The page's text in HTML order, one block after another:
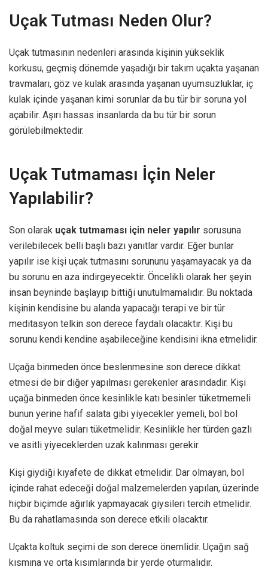
Uçak Tutması Neden Olur?
Uçak tutmasının nedenleri arasında kişinin yükseklik
korkusu, geçmiş dönemde yaşadığı bir takım uçakta yaşanan
travmaları, göz ve kulak arasında yaşanan uyumsuzluklar, iç
kulak içinde yaşanan kimi sorunlar da bu tür bir soruna yol
açabilir. Aşırı hassas insanlarda da bu tür bir sorun
görülebilmektedir.
Uçak Tutmaması İçin Neler
Yapılabilir?
Son olarak uçak tutmaması için neler yapılır sorusuna
verilebilecek belli başlı bazı yanıtlar vardır. Eğer bunlar
yapılır ise kişi uçak tutmasını sorununu yaşamayacak ya da
bu sorunu en aza indirgeyecektir. Öncelikli olarak her şeyin
insan beyninde başlayıp bittiği unutulmamalıdır. Bu noktada
kişinin kendisine bu alanda yapacağı terapi ve bir tür
meditasyon telkin son derece faydalı olacaktır. Kişi bu
sorunu kendi kendine aşabileceğine kendisini ikna etmelidir.
Uçağa binmeden önce beslenmesine son derece dikkat
etmesi de bir diğer yapılması gerekenler arasındadır. Kişi
uçağa binmeden önce kesinlikle katı besinler tüketmemeli
bunun yerine hafif salata gibi yiyecekler yemeli, bol bol
doğal meyve suları tüketmelidir. Kesinlikle her türden gazlı
ve asitli yiyeceklerden uzak kalınması gerekir.
Kişi giydiği kıyafete de dikkat etmelidir. Dar olmayan, bol
içinde rahat edeceği doğal malzemelerden yapılan, üzerinde
hiçbir biçimde ağırlık yapmayacak giysileri tercih etmelidir.
Bu da rahatlamasında son derece etkili olacaktır.
Uçakta koltuk seçimi de son derece önemlidir. Uçağın sağ
kısmına ve orta kısımlarında bir yerde oturmalıdır.